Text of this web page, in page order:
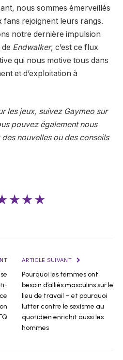
nous sommes émerveillés
fans rejoignent leurs rangs.
notre dernière impulsion
Endwalker, c’est ce flux
qui nous motive tous dans
et d’exploitation à
les jeux, suivez Gaymeo sur
pouvez également nous
nouvelles ou des conseils
ARTICLE SUIVANT
Pourquoi les femmes ont
besoin d’alliés masculins sur le
lieu de travail – et pourquoi
lutter contre le sexisme au
quotidien enrichit aussi les
hommes